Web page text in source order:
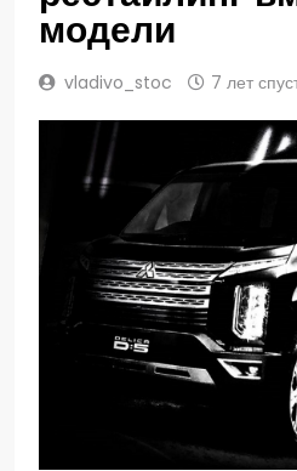
модели
vladivo_stoc 7 лет